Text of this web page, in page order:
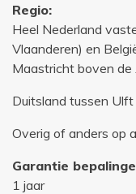
Regio:
Heel Nederland
Vlaanderen) en
Maastricht boven de
Duitsland tussen Ulft
Overig of anders op
Garantie
1 jaar